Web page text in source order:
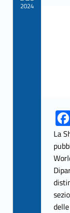
Link identifier share facebook archive #share-link-
La
2024